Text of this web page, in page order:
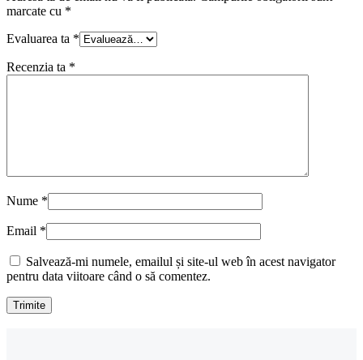
marcate cu *
Evaluarea ta *
Recenzia ta *
Nume *
Email *
Salvează-mi numele, emailul și site-ul web în acest navigator
pentru data viitoare când o să comentez.